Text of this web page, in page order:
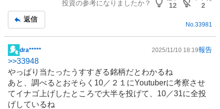
投資の参考になりましたか？ 12
2
返信
No. 33981
掲
示
板
記
事
dra***** 2025/11/10 18:19報告
>>33948
やっぱり当たったうすすぎる銘柄だとわかるね
あと、調べるとおそらく10／２１にYoutuberに考察させ
てイナゴ上げしたところで大半を投げて、10／31に全投
げしているね